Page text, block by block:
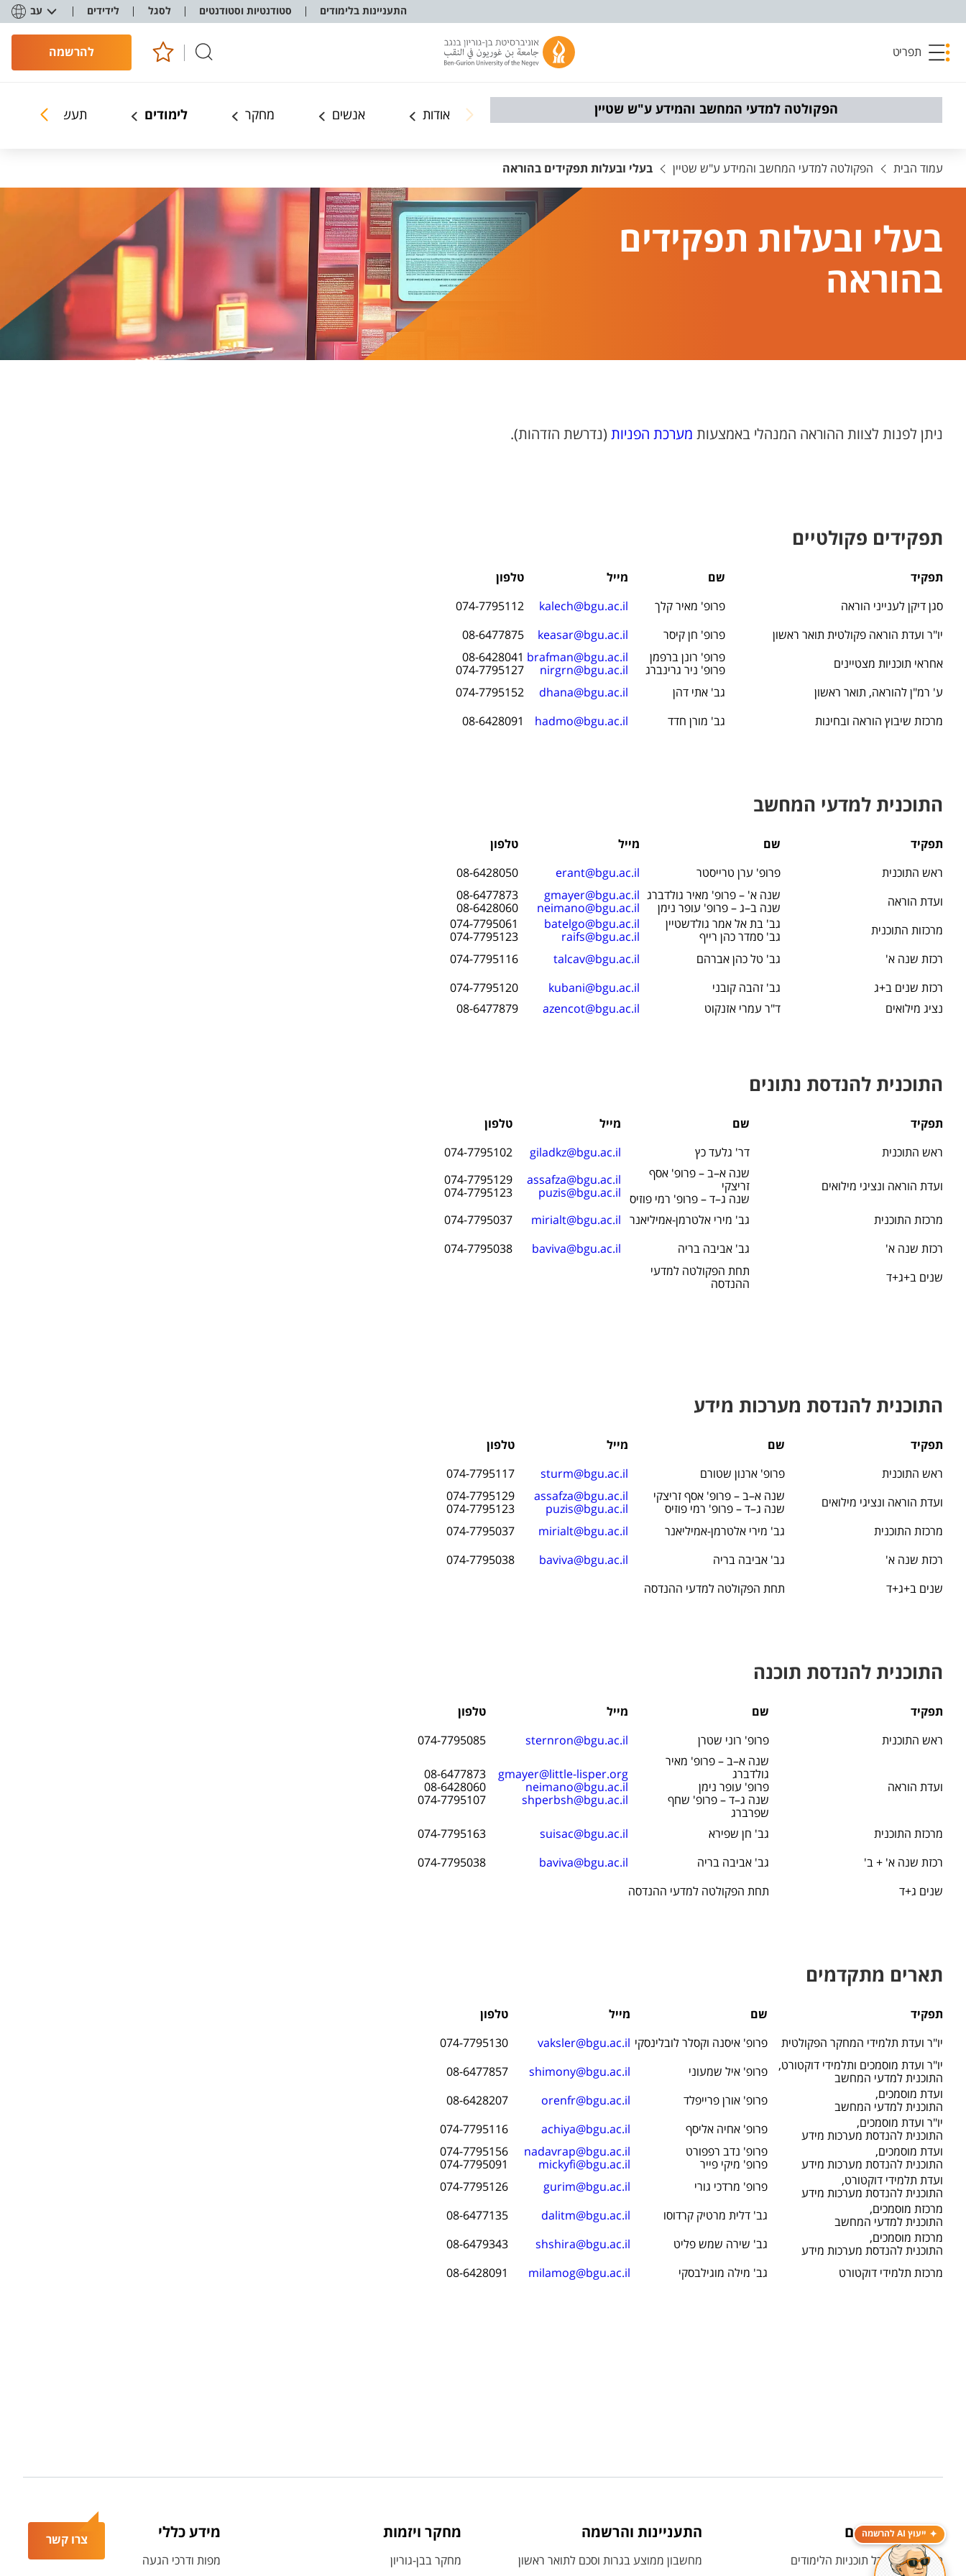
התעניינות בלימודים סטודנטיות וסטודנטים לסגל לידידים עב
תפריט להרשמה
הפקולטה למדעי המחשב והמידע ע"ש שטיין אודות אנשים מחקר לימודים תעשייה ושותפים
צרו קשר ייעוץ AI להרשמה
עמוד הבית הפקולטה למדעי המחשב והמידע ע"ש שטיין בעלי ובעלות תפקידים בהוראה
בעלי ובעלות תפקידים
בהוראה
ניתן לפנות לצוות ההוראה המנהלי באמצעות מערכת הפניות (נדרשת הזדהות).
תפקידים פקולטיים
תפקיד שם מייל טלפון
סגן דיקן לענייני הוראה פרופ' מאיר קלך kalech@bgu.ac.il
074-7795112
יו"ר ועדת הוראה פקולטית תואר ראשון פרופ' חן קיסר keasar@bgu.ac.il
08-6477875
אחראי תוכניות מצטיינים
פרופ' רונן ברפמן
פרופ' ניר גרינברג
brafman@bgu.ac.il
nirgrn@bgu.ac.il
08-6428041
074-7795127
ע' רמ"ן להוראה, תואר ראשון
גב' אתי דהן dhana@bgu.ac.il
074-7795152
מרכזת שיבוץ הוראה ובחינות גב' מורן חדד hadmo@bgu.ac.il
08-6428091
התוכנית למדעי המחשב
תפקיד שם מייל טלפון
ראש התוכנית פרופ' ערן טרייסטר erant@bgu.ac.il
08-6428050
ועדת הוראה
שנה א' – פרופ' מאיר גולדברג
שנה ב–ג – פרופ' עופר נימן
gmayer@bgu.ac.il
neimano@bgu.ac.il
08-6477873
08-6428060
מרכזות התוכנית
גב' בת אל אמר גולדשטיין
גב' סמדר כהן רייף
batelgo@bgu.ac.il
raifs@bgu.ac.il
074-7795061
074-7795123
רכזת שנה א'
גב' טל כהן אברהם talcav@bgu.ac.il
074-7795116
רכזת שנים ב+ג גב' זהבה קובני kubani@bgu.ac.il
074-7795120
נציג מילואים
ד"ר עמרי אזנקוט azencot@bgu.ac.il
08-6477879
התוכנית להנדסת נתונים
תפקיד שם מייל טלפון
ראש התוכנית דר' גלעד כץ giladkz@bgu.ac.il
074-7795102
ועדת הוראה ונציגי מילואים
שנה א–ב – פרופ' אסף
זריצקי
שנה ג–ד – פרופ' רמי פוזיס
assafza@bgu.ac.il
puzis@bgu.ac.il
074-7795129
074-7795123
מרכזת התוכנית
גב' מירי אלטרמן-אמיליאנר mirialt@bgu.ac.il
074-7795037
רכזת שנה א' גב' אביבה בריה baviva@bgu.ac.il
074-7795038
שנים ב+ג+ד
תחת הפקולטה למדעי
ההנדסה
התוכנית להנדסת מערכות מידע
תפקיד שם מייל טלפון
ראש התוכנית פרופ' ארנון שטורם sturm@bgu.ac.il
074-7795117
ועדת הוראה ונציגי מילואים
שנה א–ב – פרופ' אסף זריצקי
שנה ג–ד – פרופ' רמי פוזיס
assafza@bgu.ac.il
puzis@bgu.ac.il
074-7795129
074-7795123
מרכזת התוכנית
גב' מירי אלטרמן-אמיליאנר mirialt@bgu.ac.il
074-7795037
רכזת שנה א' גב' אביבה בריה baviva@bgu.ac.il
074-7795038
שנים ב+ג+ד תחת הפקולטה למדעי ההנדסה
התוכנית להנדסת תוכנה
תפקיד שם מייל טלפון
ראש התוכנית פרופ' רוני שטרן sternron@bgu.ac.il
074-7795085
ועדת הוראה
שנה א–ב – פרופ' מאיר
גולדברג
פרופ' עופר נימן
שנה ג–ד – פרופ' שחף
שפרברג
gmayer@little-lisper.org
neimano@bgu.ac.il
shperbsh@bgu.ac.il
08-6477873
08-6428060
074-7795107
מרכזת התוכנית גב' חן שפירא suisac@bgu.ac.il
074-7795163
רכזת שנה א' + ב' גב' אביבה בריה baviva@bgu.ac.il
074-7795038
שנים ג+ד תחת הפקולטה למדעי ההנדסה
תארים מתקדמים
תפקיד שם מייל טלפון
יו"ר ועדת תלמידי המחקר הפקולטית פרופ' איסנה וקסלר לובלינסקי vaksler@bgu.ac.il
074-7795130
יו"ר ועדת מוסמכים ותלמידי דוקטורט,
התוכנית למדעי המחשב
פרופ' איל שמעוני shimony@bgu.ac.il
08-6477857
ועדת מוסמכים,
התוכנית למדעי המחשב
פרופ' אורן פרייפלד orenfr@bgu.ac.il
08-6428207
יו"ר ועדת מוסמכים,
התוכנית להנדסת מערכות מידע
פרופ' אחיה אליסף achiya@bgu.ac.il
074-7795116
ועדת מוסמכים,
התוכנית להנדסת מערכות מידע
פרופ' נדב רפפורט
פרופ' מיקי פייר
nadavrap@bgu.ac.il
mickyfi@bgu.ac.il
074-7795156
074-7795091
ועדת תלמידי דוקטורט,
התוכנית להנדסת מערכות מידע
פרופ' מרדכי גורי gurim@bgu.ac.il
074-7795126
מרכזת מוסמכים,
התוכנית למדעי המחשב
גב' דלית מרטיק קרדוסו dalitm@bgu.ac.il
08-6477135
מרכזת מוסמכים,
התוכנית להנדסת מערכות מידע
גב' שירה שמש פליט shshira@bgu.ac.il
08-6479343
מרכזת תלמידי דוקטורט גב' מילה מוגילבסקי milamog@bgu.ac.il
08-6428091
תוכניות לימודים
תואר ראשון - כל תוכניות הלימודים
התעניינות והרשמה
מחשבון ממוצע בגרות וסכם לתואר ראשון
מחקר ויזמות
מחקר בבן-גוריון
מידע כללי
מפות ודרכי הגעה